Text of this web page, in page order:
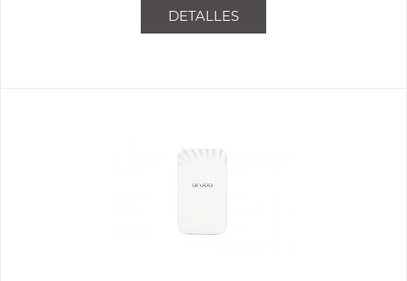
DETALLES